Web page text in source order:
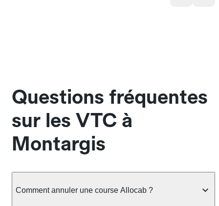
Questions fréquentes
sur les VTC à
Montargis
Comment annuler une course Allocab ?